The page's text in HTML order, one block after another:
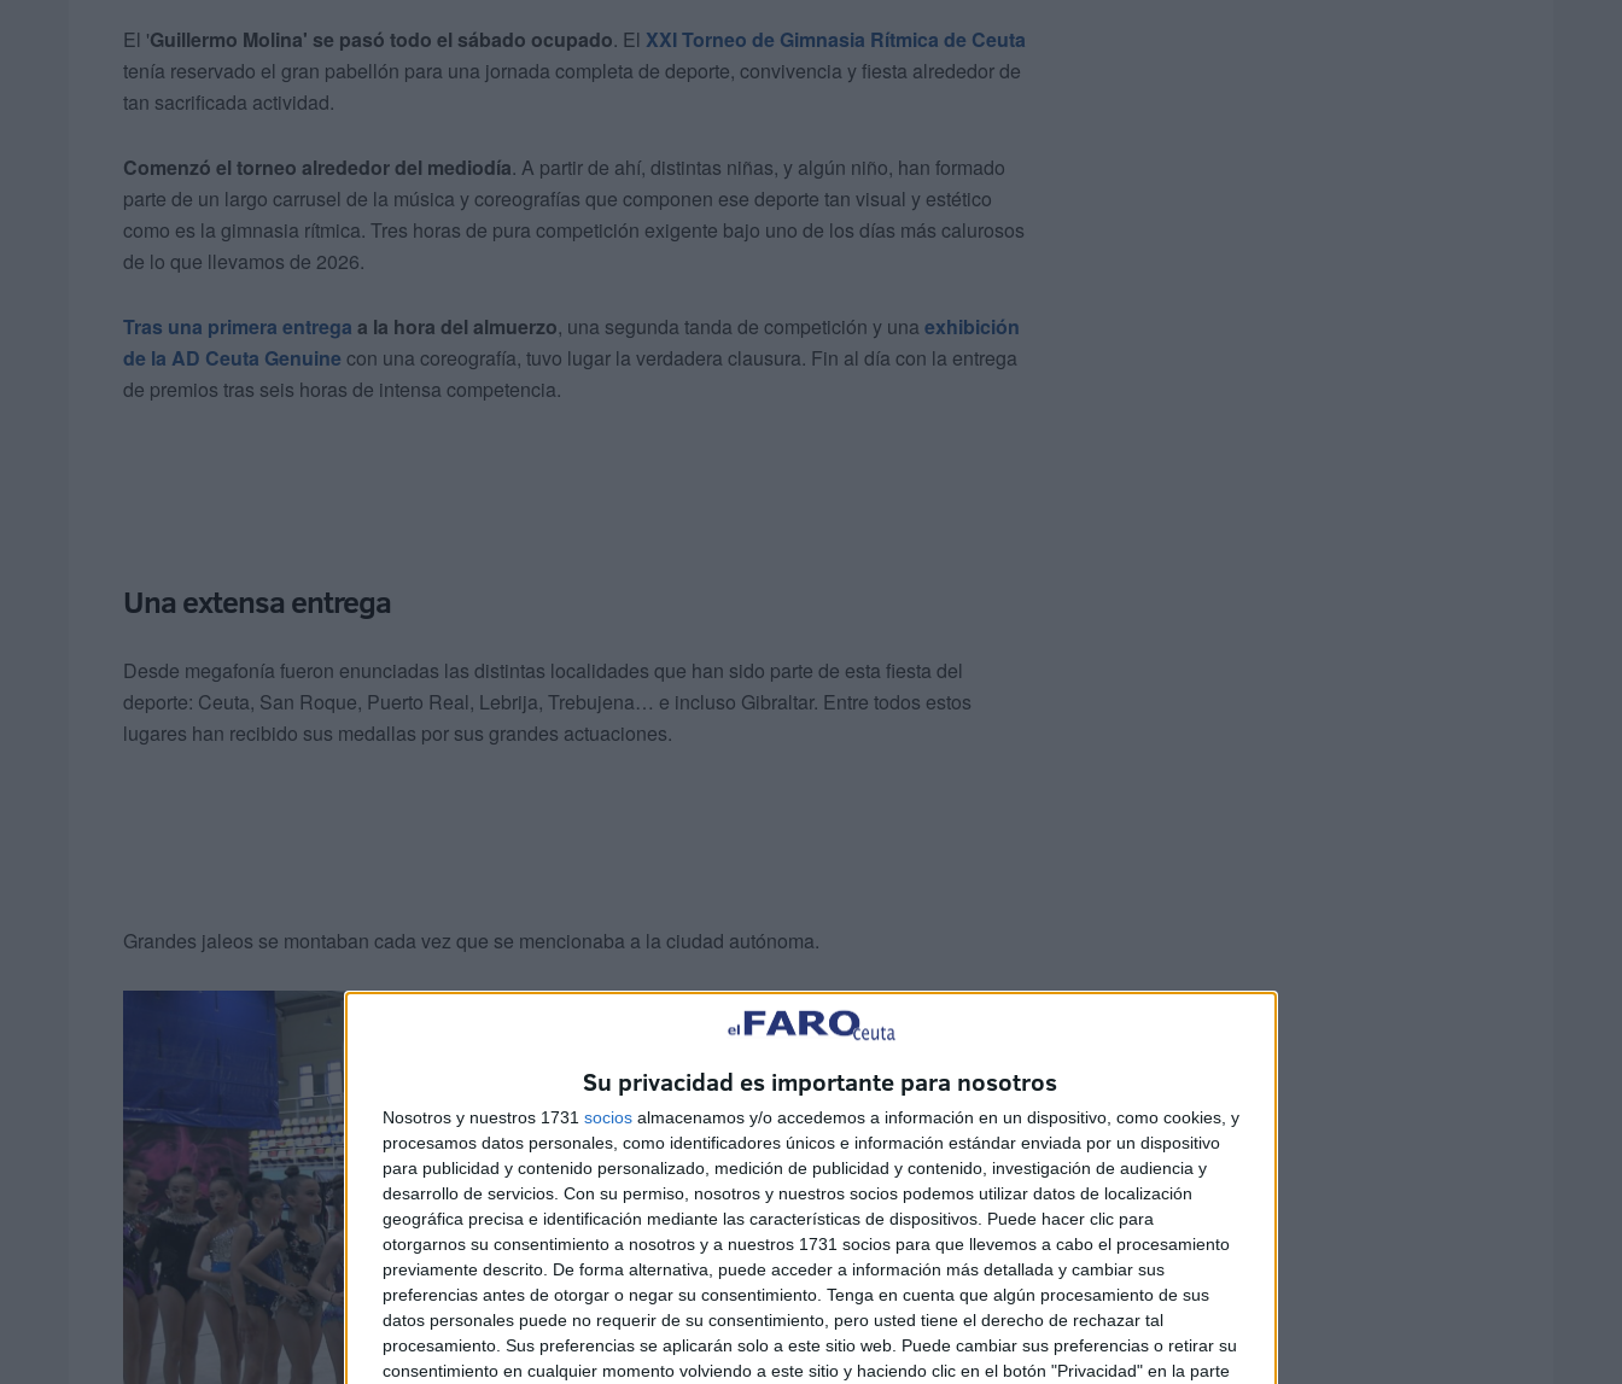
Su privacidad es importante para nosotros
Nosotros y nuestros 1731 socios almacenamos y/o accedemos a información en un dispositivo, como cookies, y
procesamos datos personales, como identificadores únicos e información estándar enviada por un dispositivo
para publicidad y contenido personalizado, medición de publicidad y contenido, investigación de audiencia y
desarrollo de servicios. Con su permiso, nosotros y nuestros socios podemos utilizar datos de localización
geográfica precisa e identificación mediante las características de dispositivos. Puede hacer clic para
otorgarnos su consentimiento a nosotros y a nuestros 1731 socios para que llevemos a cabo el procesamiento
previamente descrito. De forma alternativa, puede acceder a información más detallada y cambiar sus
preferencias antes de otorgar o negar su consentimiento. Tenga en cuenta que algún procesamiento de sus
datos personales puede no requerir de su consentimiento, pero usted tiene el derecho de rechazar tal
procesamiento. Sus preferencias se aplicarán solo a este sitio web. Puede cambiar sus preferencias o retirar su
consentimiento en cualquier momento volviendo a este sitio y haciendo clic en el botón "Privacidad" en la parte
El 'Guillermo Molina' se pasó todo el sábado ocupado. El XXI Torneo de Gimnasia Rítmica de Ceuta
tenía reservado el gran pabellón para una jornada completa de deporte, convivencia y fiesta alrededor de
tan sacrificada actividad.
Comenzó el torneo alrededor del mediodía. A partir de ahí, distintas niñas, y algún niño, han formado
parte de un largo carrusel de la música y coreografías que componen ese deporte tan visual y estético
como es la gimnasia rítmica. Tres horas de pura competición exigente bajo uno de los días más calurosos
de lo que llevamos de 2026.
Tras una primera entrega a la hora del almuerzo, una segunda tanda de competición y una exhibición
de la AD Ceuta Genuine con una coreografía, tuvo lugar la verdadera clausura. Fin al día con la entrega
de premios tras seis horas de intensa competencia.
Una extensa entrega
Desde megafonía fueron enunciadas las distintas localidades que han sido parte de esta fiesta del
deporte: Ceuta, San Roque, Puerto Real, Lebrija, Trebujena… e incluso Gibraltar. Entre todos estos
lugares han recibido sus medallas por sus grandes actuaciones.
Grandes jaleos se montaban cada vez que se mencionaba a la ciudad autónoma.